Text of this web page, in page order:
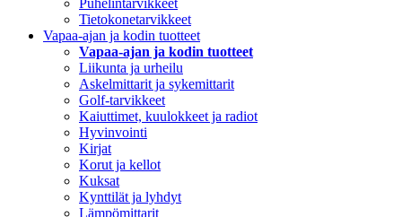
Puhelintarvikkeet
Tietokonetarvikkeet
Vapaa-ajan ja kodin tuotteet
Vapaa-ajan ja kodin tuotteet
Liikunta ja urheilu
Askelmittarit ja sykemittarit
Golf-tarvikkeet
Kaiuttimet, kuulokkeet ja radiot
Hyvinvointi
Kirjat
Korut ja kellot
Kuksat
Kynttilät ja lyhdyt
Lämpömittarit